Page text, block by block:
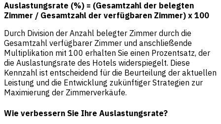
Auslastungsrate (%) = (Gesamtzahl der belegten
Zimmer / Gesamtzahl der verfügbaren Zimmer) x 100
Durch Division der Anzahl belegter Zimmer durch die
Gesamtzahl verfügbarer Zimmer und anschließende
Multiplikation mit 100 erhalten Sie einen Prozentsatz, der
die Auslastungsrate des Hotels widerspiegelt. Diese
Kennzahl ist entscheidend für die Beurteilung der aktuellen
Leistung und die Entwicklung zukünftiger Strategien zur
Maximierung der Zimmerverkäufe.
Wie verbessern Sie Ihre Auslastungsrate?